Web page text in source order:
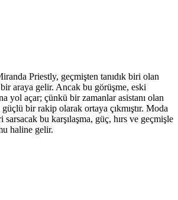
Priestly, geçmişten tanıdık biri olan
araya gelir. Ancak bu görüşme, eski
yol açar; çünkü bir zamanlar asistanı olan
bir rakip olarak ortaya çıkmıştır. Moda
bu karşılaşma, güç, hırs ve geçmişle
haline gelir.